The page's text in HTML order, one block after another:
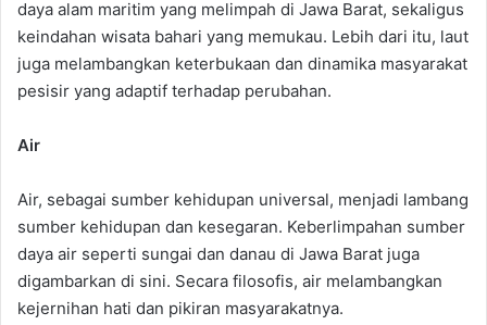
daya alam maritim yang melimpah di Jawa Barat, sekaligus
keindahan wisata bahari yang memukau. Lebih dari itu, laut
juga melambangkan keterbukaan dan dinamika masyarakat
pesisir yang adaptif terhadap perubahan.
Air
Air, sebagai sumber kehidupan universal, menjadi lambang
sumber kehidupan dan kesegaran. Keberlimpahan sumber
daya air seperti sungai dan danau di Jawa Barat juga
digambarkan di sini. Secara filosofis, air melambangkan
kejernihan hati dan pikiran masyarakatnya.